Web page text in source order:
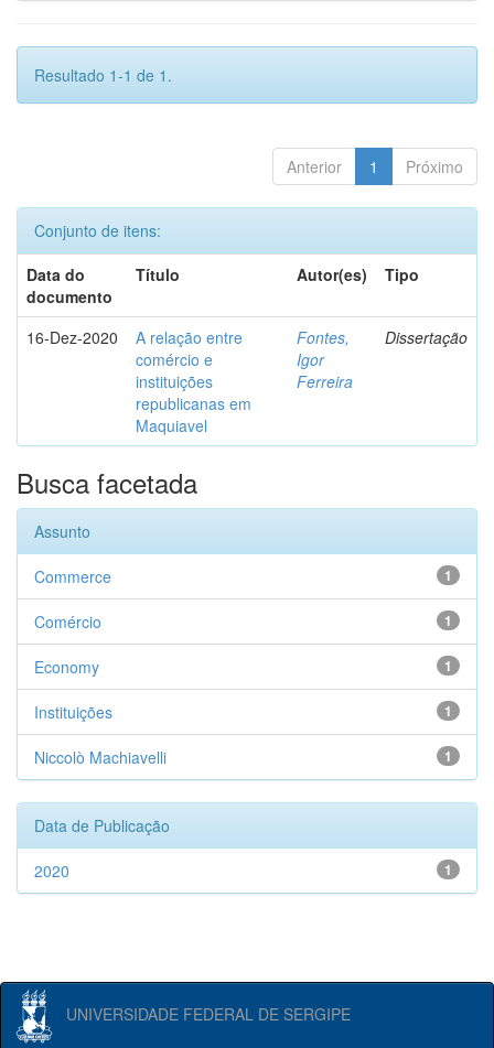
Resultado 1-1 de 1.
Anterior 1 Próximo
Conjunto de itens:
Data do
documento
Título Autor(es) Tipo
16-Dez-2020
A relação entre
comércio e
instituições
republicanas em
Maquiavel
Fontes,
Igor
Ferreira
Dissertação
Busca facetada
Assunto
1
Commerce
1
Comércio
1
Economy
1
Instituições
1
Niccolò Machiavelli
Data de Publicação
1
2020
UNIVERSIDADE FEDERAL DE SERGIPE